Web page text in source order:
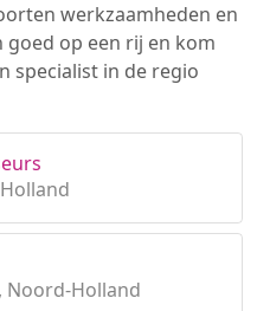
werkzaamheden en
goed op een rij en kom
specialist in de regio
Noord-Holland